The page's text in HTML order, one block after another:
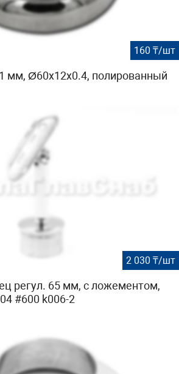
160 ₸/шт
мм, Ø60х12х0.4, полированный
2 030 ₸/шт
регул. 65 мм, с ложементом,
#600 k006-2